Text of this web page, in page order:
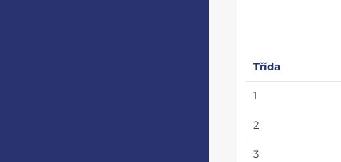
Třída
1
2
3